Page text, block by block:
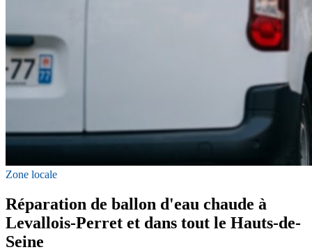
Zone locale
Réparation de ballon d'eau chaude à
Levallois-Perret et dans tout le Hauts-de-
Seine